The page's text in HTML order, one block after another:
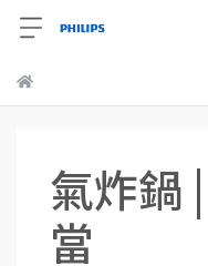
氣炸鍋
當